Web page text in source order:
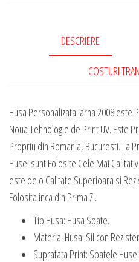
DESCRIERE
COSTURI
Husa Personalizata Iarna 2008 este
Noua Tehnologie de Print UV. Este
Propriu din Romania, Bucuresti. La
Husei sunt Folosite Cele Mai
este de o Calitate Superioara si
Folosita inca din Prima Zi.
Tip Husa: Husa Spate.
Material Husa: Silicon
Suprafata Print: Spatele